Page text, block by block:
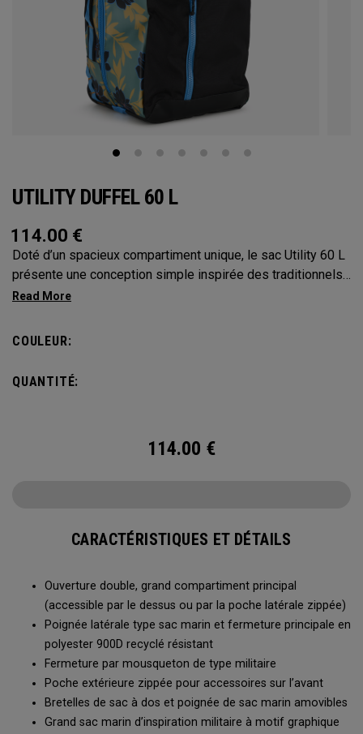
UTILITY DUFFEL 60 L
114.00 €
Doté d’un spacieux compartiment unique, le sac Utility 60 L
présente une conception simple inspirée des traditionnels
sacs marins militaires. Avec sa capacité de 60 L, le format
polyvalent. Il est assez grand pour vous accompagner dans
vos déplacements. Que vous partiez sur une longue
randonnée, une sortie de plongée ou pour ranger votre
COULEUR:
QUANTITÉ:
114.00 €
CARACTÉRISTIQUES ET DÉTAILS
Ouverture double, grand compartiment principal
(accessible par le dessus ou par la poche latérale zippée)
Poignée latérale type sac marin et fermeture principale en
polyester 900D recyclé résistant
Fermeture par mousqueton de type militaire
Poche extérieure zippée pour accessoires sur l’avant
Bretelles de sac à dos et poignée de sac marin amovibles
Grand sac marin d’inspiration militaire à motif graphique